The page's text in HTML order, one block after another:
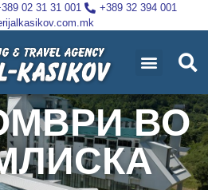
02 31 31 001
+389 32 394 001
ВО